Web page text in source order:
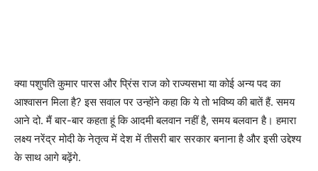
क्या पशुपति कुमार पारस और प्रिंस राज को राज्यसभा या कोई अन्य पद का
आश्वासन मिला है? इस सवाल पर उन्होंने कहा कि ये तो भविष्य की बातें हैं. समय
आने दो. मैं बार-बार कहता हूं कि आदमी बलवान नहीं है, समय बलवान है। हमारा
लक्ष्य नरेंद्र मोदी के नेतृत्व में देश में तीसरी बार सरकार बनाना है और इसी उद्देश्य
के साथ आगे बढ़ेंगे.